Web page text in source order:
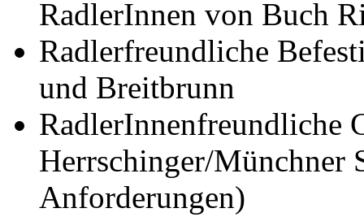
RadlerInnen von Buch
Radlerfreundliche
und Breitbrunn
RadlerInnenfreundliche
Herrschinger/Münchner
Anforderungen)